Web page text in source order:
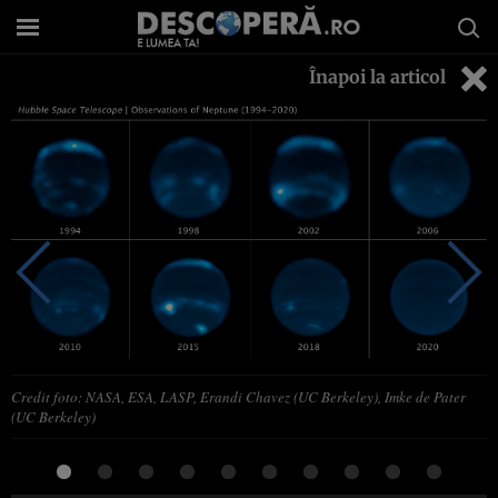
Înapoi la articol
Credit foto: NASA, ESA, LASP, Erandi Chavez (UC Berkeley), Imke de Pater
(UC Berkeley)